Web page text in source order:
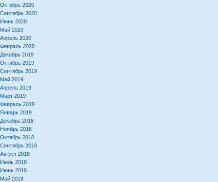
Октябрь 2020
Сентябрь 2020
Июнь 2020
Май 2020
Апрель 2020
Февраль 2020
Декабрь 2019
Октябрь 2019
Сентябрь 2019
Май 2019
Апрель 2019
Март 2019
Февраль 2019
Январь 2019
Декабрь 2018
Ноябрь 2018
Октябрь 2018
Сентябрь 2018
Август 2018
Июль 2018
Июнь 2018
Май 2018